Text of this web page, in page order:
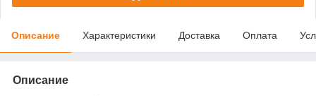
Описание Характеристики Доставка Оплата
Описание